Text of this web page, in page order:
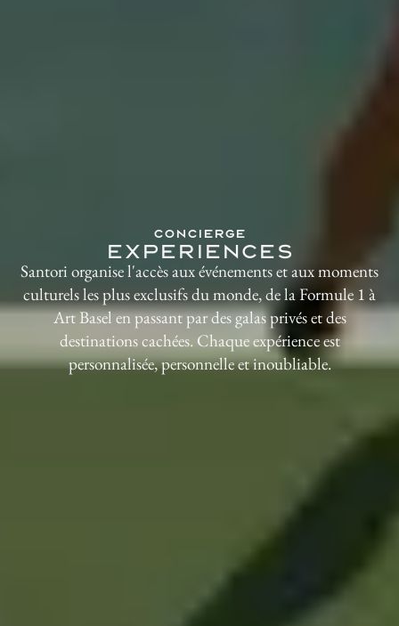
CONCIERGE
EXPERIENCES
Santori organise l'accès aux événements et aux moments
culturels les plus exclusifs du monde, de la Formule 1 à
Art Basel en passant par des galas privés et des
destinations cachées. Chaque expérience est
personnalisée, personnelle et inoubliable.